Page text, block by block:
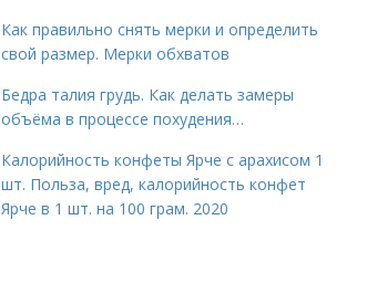
Как правильно снять мерки и определить
свой размер. Мерки обхватов
Бедра талия грудь. Как делать замеры
объёма в процессе похудения…
Калорийность конфеты Ярче с арахисом 1
шт. Польза, вред, калорийность конфет
Ярче в 1 шт. на 100 грам. 2020